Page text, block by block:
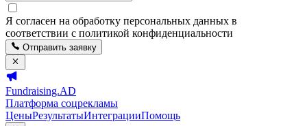
Я согласен на обработку персональных данных в
соответствии с политикой конфиденциальности
Отправить заявку
Fundraising.AD
Платформа соцрекламы
ЦеныРезультатыИнтеграцииПомощь